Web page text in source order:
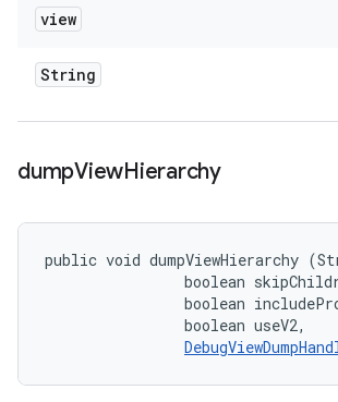
view
String
dumpViewHierarchy
public void dumpViewHierarchy
boolean
boolean
                boolean useV2,